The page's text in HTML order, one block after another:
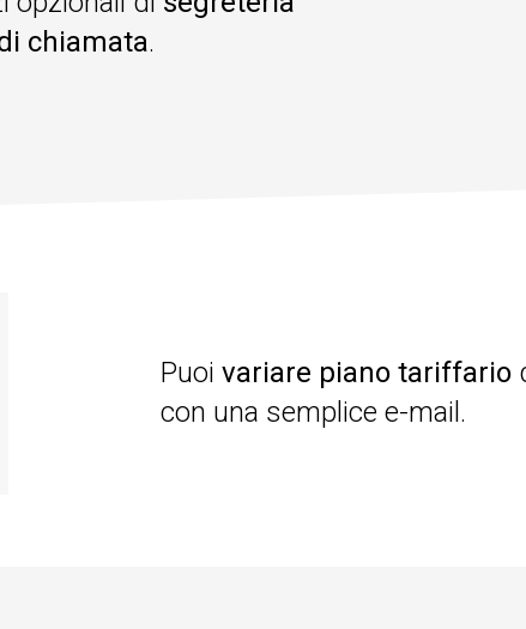
chiamata.
Puoivariare piano tariffario
con una semplice e-mail.